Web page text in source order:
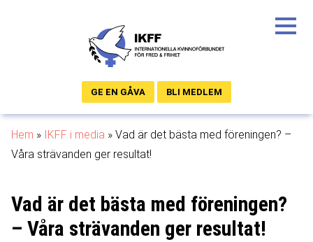
BLI MEDLEM
GE EN GÅVA
Hem » IKFF i media » Vad är det bästa med före­ningen? –
Våra strävanden ger resultat!
Vad är det bästa med före­ningen?
– Våra strävanden ger resultat!